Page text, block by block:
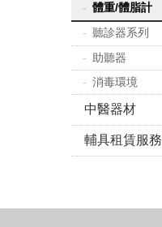
體重/體脂計
聽診器系列
助聽器
消毒環境
中醫器材
輔具租賃服務